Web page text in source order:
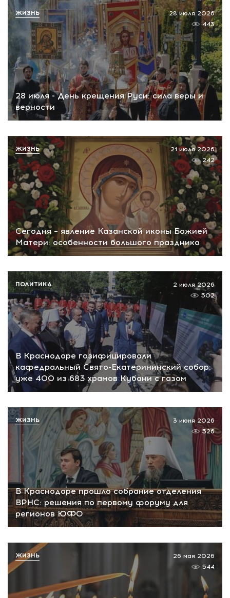
28 июля - День крещения Руси: сила веры и
верности
28 июля 2026
443
ЖИЗНЬ
Сегодня – явление Казанской иконы Божией
Матери: особенности большого праздника
21 июля 2026
242
ЖИЗНЬ
В Краснодаре газифицировали
кафедральный Свято-Екатерининский собор:
уже 400 из 683 храмов Кубани с газом
2 июля 2026
502
ПОЛИТИКА
В Краснодаре прошло собрание отделения
ВРНС: решения по первому форуму для
регионов ЮФО
3 июня 2026
526
ЖИЗНЬ
26 мая 2026
544
ЖИЗНЬ